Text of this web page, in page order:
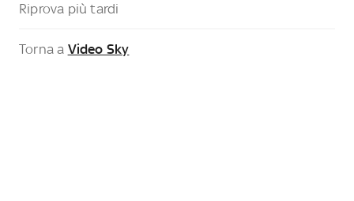
Riprova più tardi
Torna a Video Sky